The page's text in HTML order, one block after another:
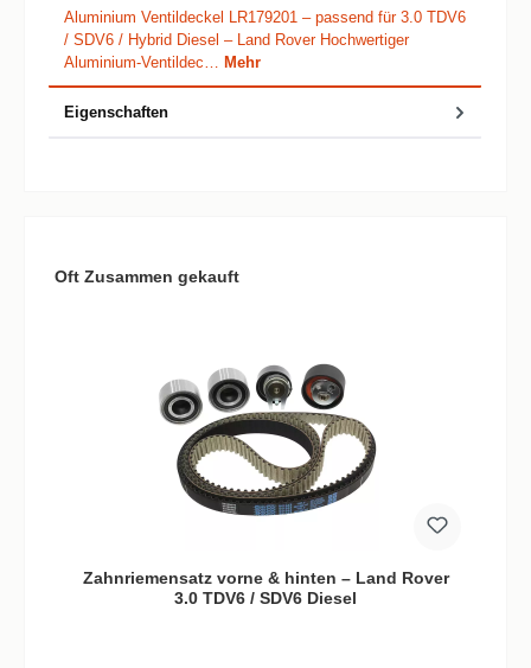
Aluminium Ventildeckel LR179201 – passend für 3.0 TDV6
/ SDV6 / Hybrid Diesel – Land Rover Hochwertiger
Aluminium-Ventildec… Mehr
Eigenschaften
Produktgalerie überspringen
Oft Zusammen gekauft
Zahnriemensatz vorne & hinten – Land Rover
3.0 TDV6 / SDV6 Diesel